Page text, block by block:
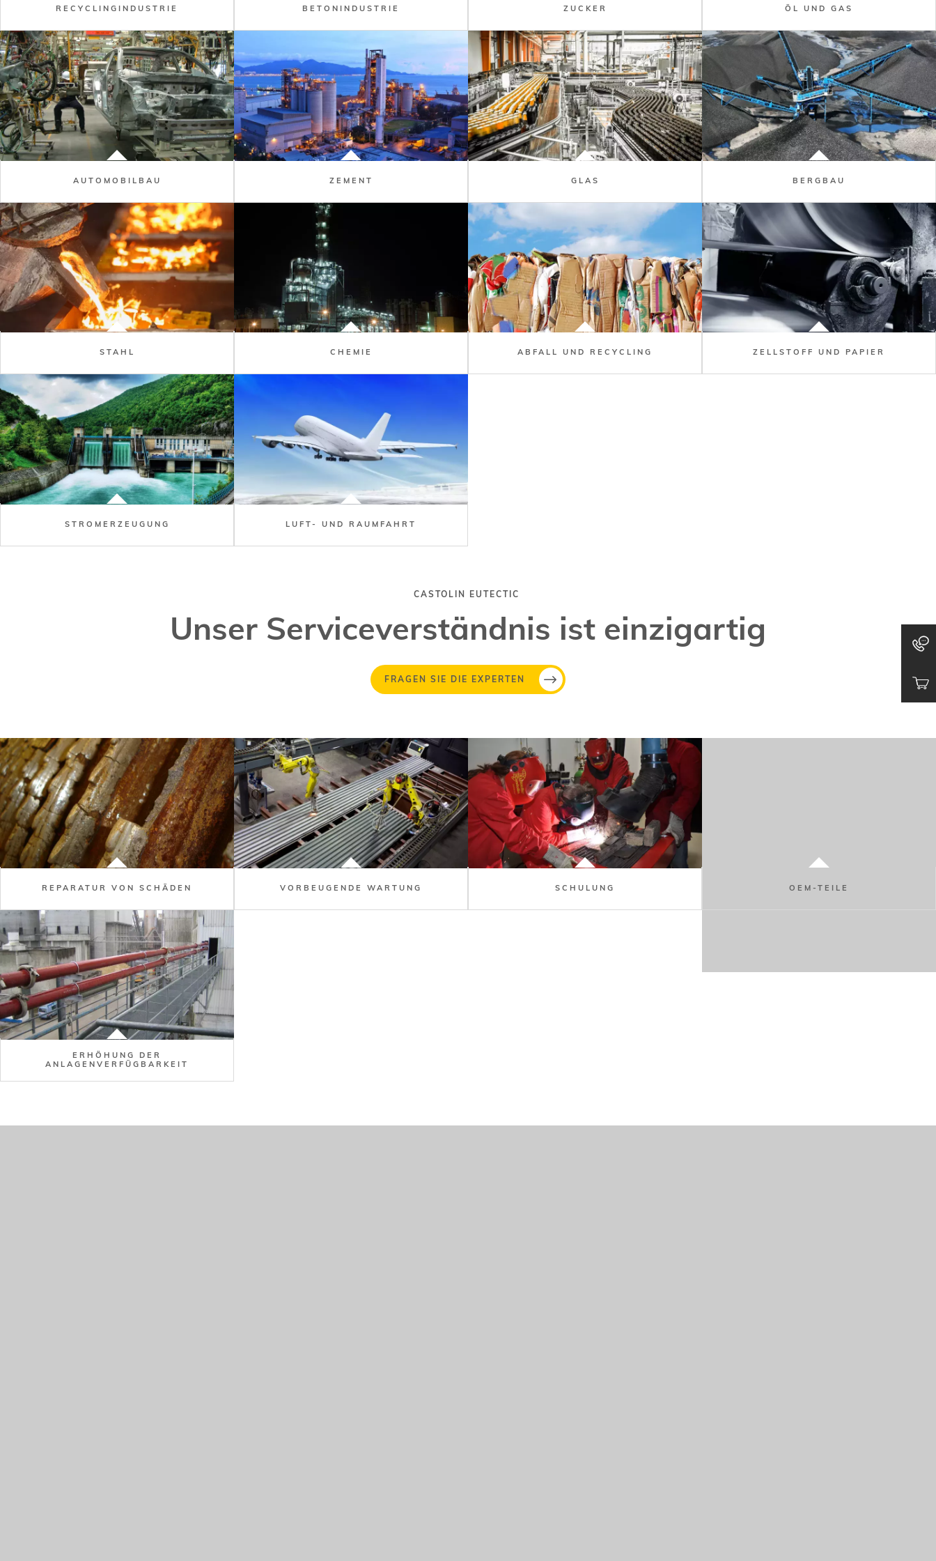
RECYCLINGINDUSTRIE BETONINDUSTRIE ZUCKER ÖL UND GAS
AUTOMOBILBAU ZEMENT GLAS BERGBAU
STAHL CHEMIE ABFALL UND RECYCLING ZELLSTOFF UND PAPIER
STROMERZEUGUNG LUFT- UND RAUMFAHRT
Unser Serviceverständnis ist einzigartig
CASTOLIN EUTECTIC
FRAGEN SIE DIE EXPERTEN
REPARATUR VON SCHÄDEN VORBEUGENDE WARTUNG SCHULUNG OEM-TEILE
ERHÖHUNG DER
ANLAGENVERFÜGBARKEIT